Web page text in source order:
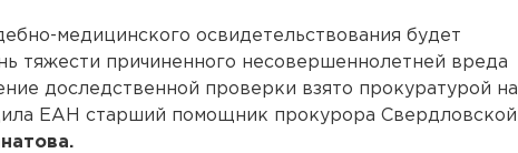
медицинского освидетельствования будет
тяжести причиненного несовершеннолетней вреда
доследственной проверки взято прокуратурой на
ЕАН старший помощник прокурора Свердловской